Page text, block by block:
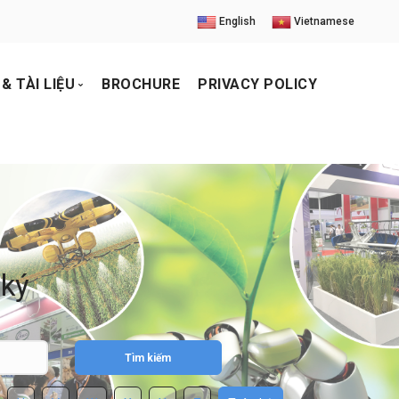
English Vietnamese
TÀI LIỆU
triển lãm
BROCHURE PRIVACY POLICY
Tìm kiếm